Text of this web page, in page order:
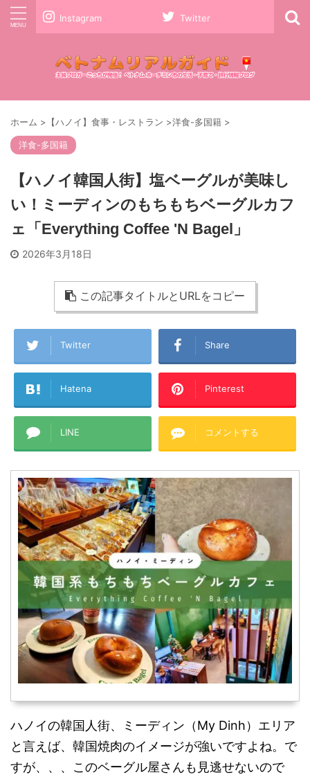
Instagram Twitter
ホーム > 【ハノイ】食事・レストラン >洋食-多国籍 >
洋食-多国籍
【ハノイ韓国人街】塩ベーグルが美味し
い！ミーディンのもちもちベーグルカフ
ェ「Everything Coffee 'N Bagel」
2026年3月18日
この記事タイトルとURLをコピー
Twitter Share
Hatena Pinterest
LINE コメントする
ハノイの韓国人街、ミーディン（My Dinh）エリア
と言えば、韓国焼肉のイメージが強いですよね。で
すが、、、このベーグル屋さんも見逃せないので